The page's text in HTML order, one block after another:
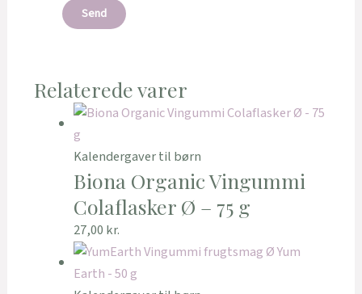
Relaterede varer
Kalendergaver til børn
Biona Organic Vingummi
Colaflasker Ø – 75 g
27,00 kr.